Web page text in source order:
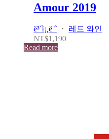
Amour 2019
ë³´ì¡¸ë ˆ・ 레드 와인
NT$1,190
Read more